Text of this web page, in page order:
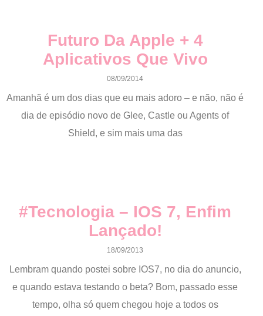
Futuro Da Apple + 4
Aplicativos Que Vivo
08/09/2014
Amanhã é um dos dias que eu mais adoro – e não, não é
dia de episódio novo de Glee, Castle ou Agents of
Shield, e sim mais uma das
#Tecnologia – IOS 7, Enfim
Lançado!
18/09/2013
Lembram quando postei sobre IOS7, no dia do anuncio,
e quando estava testando o beta? Bom, passado esse
tempo, olha só quem chegou hoje a todos os